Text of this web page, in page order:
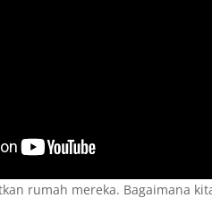
rumah mereka. Bagaimana